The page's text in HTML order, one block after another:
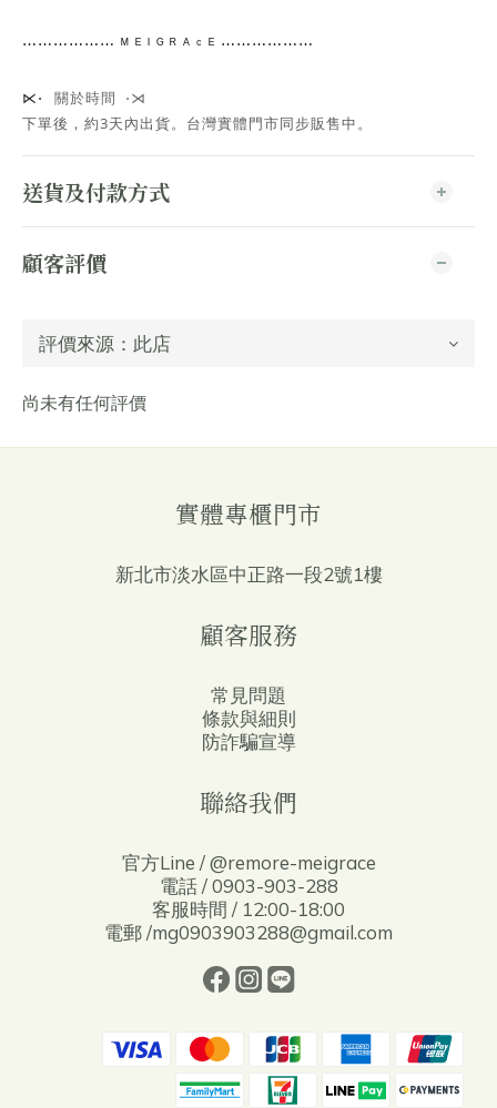
⋯⋯ ⋯⋯⋯⋯ ᴹ ᴱ ᴵ ᴳ ᴿ ᴬ ᶜ ᴱ ⋯⋯⋯⋯ ⋯⋯
⋉⋅ 關於時間 ⋅⋊
下單後，約3天內出貨。台灣實體門市同步販售中。
送貨及付款方式
顧客評價
尚未有任何評價
實體專櫃門市
新北市淡水區中正路一段2號1樓
顧客服務
常見問題
條款與細則
防詐騙宣導
聯絡我們
官方Line / @remore-meigrace
電話 / 0903-903-288
客服時間 / 12:00-18:00
電郵 /mg0903903288@gmail.com